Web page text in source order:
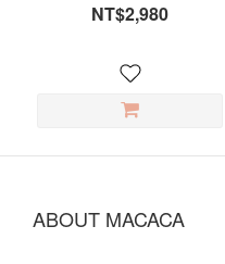
NT$2,980
ABOUT MACACA